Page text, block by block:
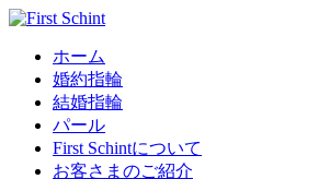
ホーム
婚約指輪
結婚指輪
パール
First Schintについて
お客さまのご紹介